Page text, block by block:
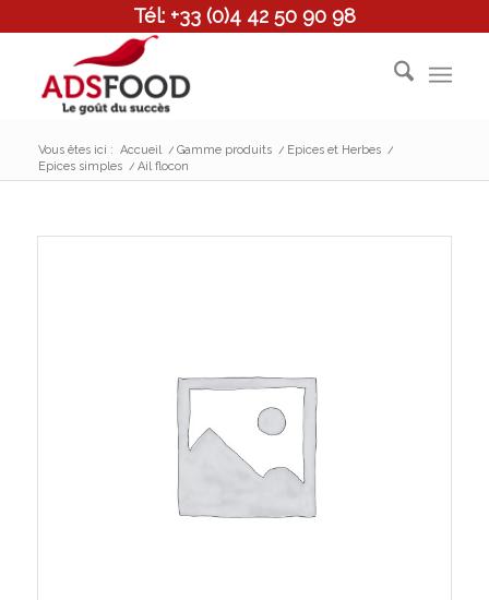
Tél: +33 (0)4 42 50 90 98
Vous êtes ici : Accueil / Gamme produits / Epices et Herbes /
Epices simples / Ail flocon